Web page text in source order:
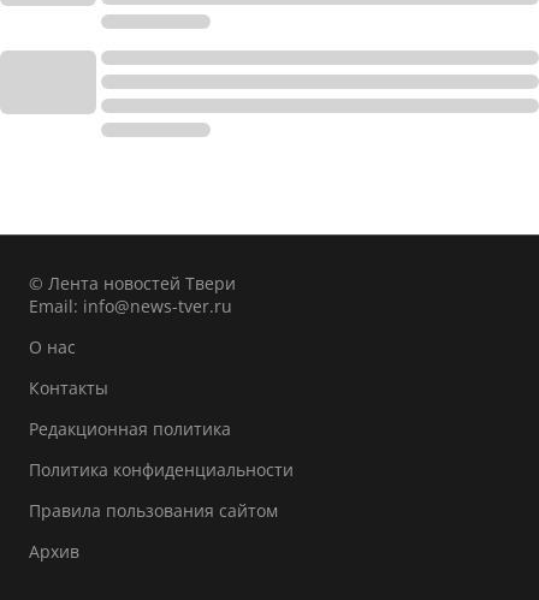
© Лента новостей Твери
Email: info@news-tver.ru
О нас
Контакты
Редакционная политика
Политика конфиденциальности
Правила пользования сайтом
Архив